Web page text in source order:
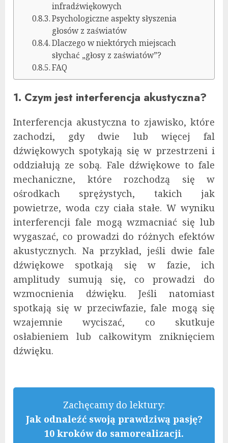
infradźwiękowych
Psychologiczne aspekty słyszenia
głosów z zaświatów
Dlaczego w niektórych miejscach
słychać „głosy z zaświatów”?
FAQ
1. Czym jest interferencja akustyczna?
Interferencja akustyczna to zjawisko, które
zachodzi, gdy dwie lub więcej fal
dźwiękowych spotykają się w przestrzeni i
oddziałują ze sobą. Fale dźwiękowe to fale
mechaniczne, które rozchodzą się w
ośrodkach sprężystych, takich jak
powietrze, woda czy ciała stałe. W wyniku
interferencji fale mogą wzmacniać się lub
wygaszać, co prowadzi do różnych efektów
akustycznych. Na przykład, jeśli dwie fale
dźwiękowe spotkają się w fazie, ich
amplitudy sumują się, co prowadzi do
wzmocnienia dźwięku. Jeśli natomiast
spotkają się w przeciwfazie, fale mogą się
wzajemnie wyciszać, co skutkuje
osłabieniem lub całkowitym zniknięciem
dźwięku.
Zachęcamy do lektury:
Jak odnaleźć swoją prawdziwą pasję?
10 kroków do samorealizacji.